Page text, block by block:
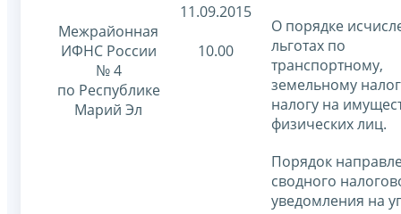
Межрайонная
ИФНС России
№ 4
по Республике
Марий Эл
11.09.2015
10.00
О порядке
льготах по
транспортному,
земельному
налогу на
физических лиц.
Порядок
сводного
уведомления на